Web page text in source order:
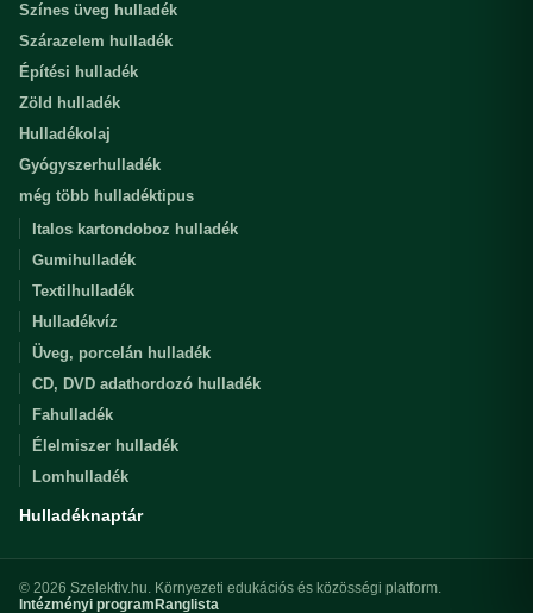
Színes üveg hulladék
Szárazelem hulladék
Építési hulladék
Zöld hulladék
Hulladékolaj
Gyógyszerhulladék
még több hulladéktipus
Italos kartondoboz hulladék
Gumihulladék
Textilhulladék
Hulladékvíz
Üveg, porcelán hulladék
CD, DVD adathordozó hulladék
Fahulladék
Élelmiszer hulladék
Lomhulladék
Hulladéknaptár
© 2026 Szelektiv.hu. Környezeti edukációs és közösségi platform.
Intézményi program Ranglista